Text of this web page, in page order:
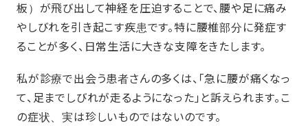
板）が飛び出して神経を圧迫することで、腰や足に痛み
やしびれを引き起こす疾患です。特に腰椎部分に発症す
ることが多く、日常生活に大きな支障をきたします。
私が診療で出会う患者さんの多くは、「急に腰が痛くなっ
て、足までしびれが走るようになった」と訴えられます。こ
の症状、実は珍しいものではないのです。